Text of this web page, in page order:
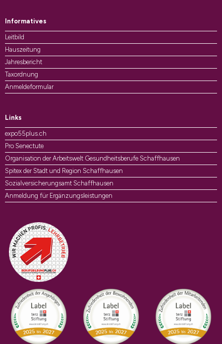
Informatives
Leitbild
Hauszeitung
Jahresbericht
Taxordnung
Anmeldeformular
Links
expo55plus.ch
Pro Senectute
Organisation der Arbeitswelt Gesundheitsberufe Schaffhausen
Spitex der Stadt und Region Schaffhausen
Sozialversicherungsamt Schaffhausen
Anmeldung für Ergänzungsleistungen
Auszeichnungen